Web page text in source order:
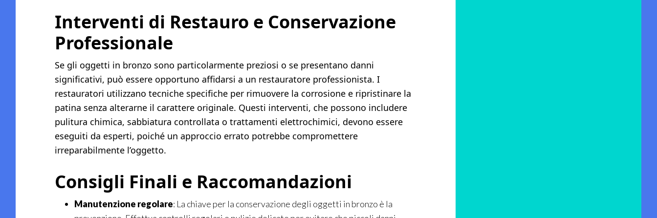
Interventi di Restauro e Conservazione
Professionale
Se gli oggetti in bronzo sono particolarmente preziosi o se presentano danni
significativi, può essere opportuno affidarsi a un restauratore professionista. I
restauratori utilizzano tecniche specifiche per rimuovere la corrosione e ripristinare la
patina senza alterarne il carattere originale. Questi interventi, che possono includere
pulitura chimica, sabbiatura controllata o trattamenti elettrochimici, devono essere
eseguiti da esperti, poiché un approccio errato potrebbe compromettere
irreparabilmente l’oggetto.
Consigli Finali e Raccomandazioni
Manutenzione regolare: La chiave per la conservazione degli oggetti in bronzo è la